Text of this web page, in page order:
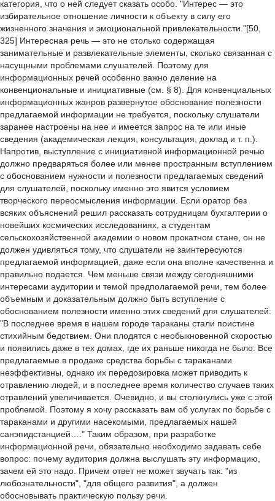
категория, что о ней следует сказать особо. "Интерес — это
избирательное отношение личности к объекту в силу его
жизненного значения и эмоциональной привлекательности."[50,
325] Интересная речь — это не столько содержащая
занимательные и развлекательные элементы, сколько связанная с
насущными проблемами слушателей. Поэтому для
информационных речей особенно важно деление на
конвенциональные и инициативные (см. § 8). Для конвенциальных
информационных жанров развернутое обоснование полезности
предлагаемой информации не требуется, поскольку слушатели
заранее настроены на нее и имеется запрос на те или иные
сведения (академическая лекция, консультация, доклад и т. п.).
Напротив, выступление с инициативной информационной речью
должно предваряться более или менее пространным вступлением
с обоснованием нужности и полезности предлагаемых сведений
для слушателей, поскольку именно это явится условием
творческого переосмысления информации. Если оратор без
всяких объяснений решил рассказать сотрудницам бухгалтерии о
новейших космических исследованиях, а студентам
сельскохозяйственной академии о новом прокатном стане, он не
должен удивляться тому, что слушатели не заинтересуются
предлагаемой информацией, даже если она вполне качественна и
правильно подается. Чем меньше связи между сегодняшними
интересами аудитории и темой предполагаемой речи, тем более
объемным и доказательным должно быть вступление с
обоснованием полезности именно этих сведений для слушателей:
"В последнее время в нашем городе тараканы стали поистине
стихийным бедствием. Они плодятся с необыкновенной скоростью
и появились даже в тех домах, где их раньше никогда не было. Все
предлагаемые в продаже средства борьбы с тараканами
неэффективны, однако их передозировка может приводить к
отравлению людей, и в последнее время количество случаев таких
отравлений увеличивается. Очевидно, и вы столкнулись уже с этой
проблемой. Поэтому я хочу рассказать вам об услугах по борьбе с
тараканами и другими насекомыми, предлагаемых нашей
санэпидстанцией…." Таким образом, при разработке
информационной речи, обязательно необходимо задавать себе
вопрос: почему аудитория должна выслушать эту информацию,
зачем ей это надо. Причем ответ не может звучать так: "из
любознательности", "для общего развития", а должен
обосновывать практическую пользу речи.